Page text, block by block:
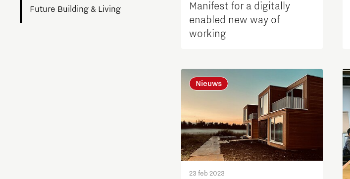
Future Building & Living
Manifest for a digitally
enabled new way of
working
Nieuws
23 feb 2023